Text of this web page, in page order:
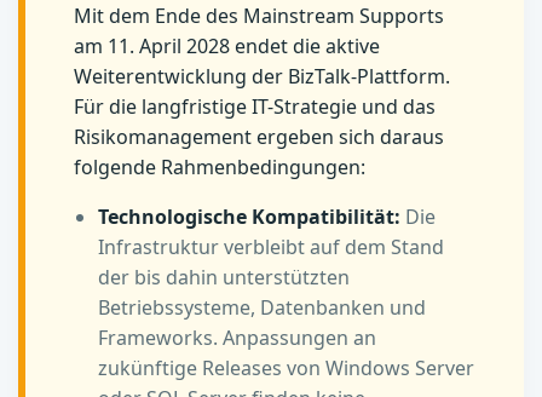
Mit dem Ende des Mainstream Supports
am 11. April 2028 endet die aktive
Weiterentwicklung der BizTalk-Plattform.
Für die langfristige IT-Strategie und das
Risikomanagement ergeben sich daraus
folgende Rahmenbedingungen:
Technologische Kompatibilität: Die
Infrastruktur verbleibt auf dem Stand
der bis dahin unterstützten
Betriebssysteme, Datenbanken und
Frameworks. Anpassungen an
zukünftige Releases von Windows Server